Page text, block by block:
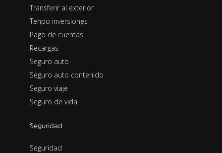
Transferir al exterior
Tenpo inversiones
Pago de cuentas
Recargas
Seguro auto
Seguro auto contenido
Seguro viaje
Seguro de vida
Seguridad
Seguridad